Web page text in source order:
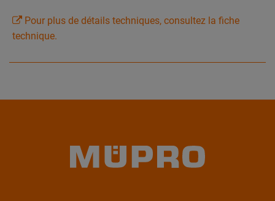
Pour plus de détails techniques, consultez la fiche
technique.